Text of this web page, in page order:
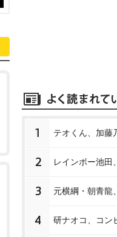
1 テオくん、加藤
2 レインボー池田
3 元横綱・朝青龍
4 研ナオコ、コン